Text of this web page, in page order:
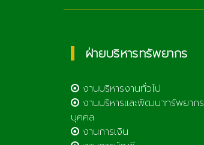
ฝ่ายบริหารทรัพยากร
งานบริหารงานทั่วไป
งานบริหารและพัฒนาทรัพยากร
บุคคล
งานการเงิน